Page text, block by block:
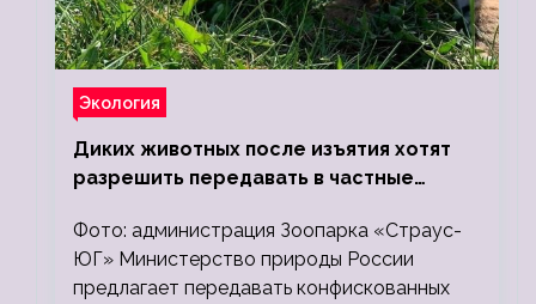
Экология
Диких животных после изъятия хотят
разрешить передавать в частные
Фото: администрация Зоопарка «Страус-
ЮГ» Министерство природы России
предлагает передавать конфискованных